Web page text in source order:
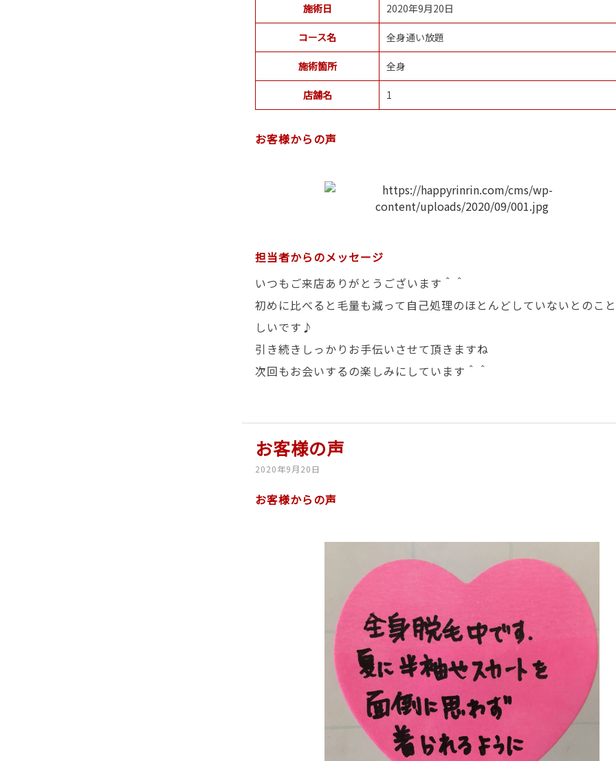
施術日 2020年9月20日
コース名 全身通い放題
施術箇所 全身
店舗名 1
お客様からの声
担当者からのメッセージ
いつもご来店ありがとうございます＾＾
初めに比べると毛量も減って自己処理のほとんどしていないとのこ
しいです♪
引き続きしっかりお手伝いさせて頂きますね
次回もお会いするの楽しみにしています＾＾
お客様の声
2020年9月20日
お客様からの声